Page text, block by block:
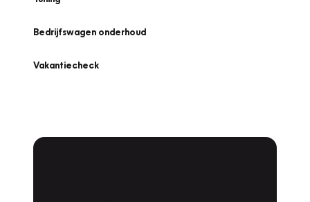
Bedrijfswagen onderhoud
Vakantiecheck